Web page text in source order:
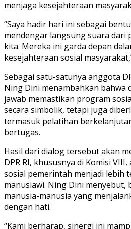
menjaga kesejahteraan
“Saya hadir hari ini sebagai
mendengar langsung suara dari
kita. Mereka ini garda depan
kesejahteraan sosial
Sebagai satu-satunya anggota
Ning Dini menambahkan
jawab memastikan program
secara simbolik, tetapi juga
termasuk pelatihan
bertugas.
Hasil dari dialog tersebut akan
DPR RI, khususnya di Komisi
sosial pemerintah menjadi lebih
manusiawi. Ning Dini menyebut,
manusia-manusia yang
dengan hati.
“Kami berharap, sinergi ini